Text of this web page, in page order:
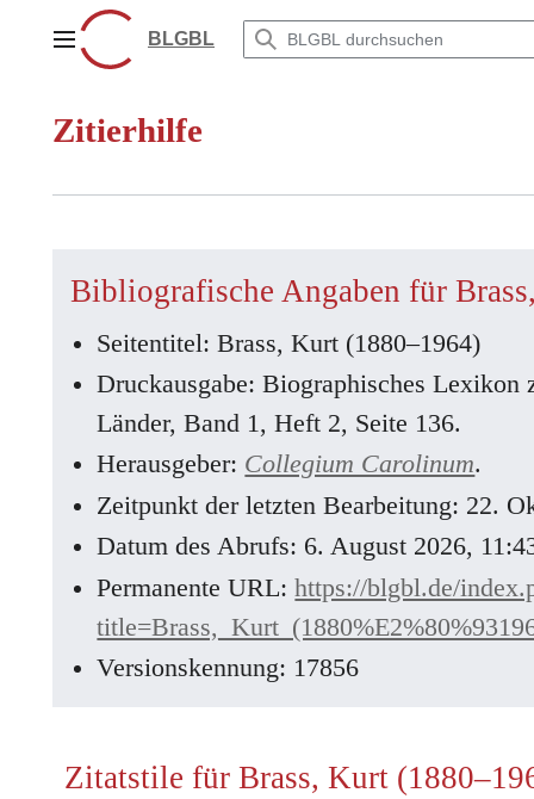
springenHauptmenüBLGBL
Zitierhilfe
Bibliografische Angaben für
Seitentitel: Brass, Kurt (1880–1964)
Druckausgabe: Biographisches Lexikon
Länder, Band 1, Heft 2, Seite 136.
Herausgeber: Collegium Carolinum.
Zeitpunkt der letzten Bearbeitung: 22.
Datum des Abrufs: 6. August 2026,
Permanente URL:https://blgbl.de/
Versionskennung: 17856
Zitatstile für Brass, Kurt